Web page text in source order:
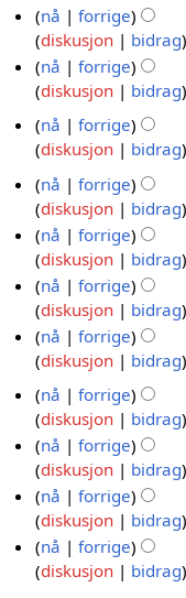
n
g
r
i
n
g
l
a
r
i
n
g
r
k
l
a
r
i
n
g
s
f
o
r
l
a
r
i
n
g
e
r
i
n
g
s
o
r
k
l
a
r
i
n
g
2
d
i
g
e
i
n
g
s
f
o
r
k
l
a
i
n
g
v
2
a
2
2
nå
forrige
diskusjon
bidrag
I
n
e
n
r
e
d
i
g
e
r
i
n
g
s
f
o
r
k
l
a
nå forrige
diskusjon
bidrag
n
g
e
n
r
e
d
i
g
e
i
n
g
s
f
o
r
k
3
m
0
nå forrige
diskusjon
bidrag
n
g
e
n
r
e
d
i
g
e
r
i
n
g
s
f
o
2
m
0
2
nå forrige
diskusjon
bidrag
I
n
g
e
n
r
e
d
i
g
e
r
i
n
g
nå forrige
diskusjon
bidrag
I
n
g
e
r
e
d
i
g
e
r
i
nå forrige
diskusjon
bidrag
I
n
e
n
r
e
d
i
g
e
nå forrige
diskusjon
bidrag
n
g
e
n
r
e
d
i
1
m
nå forrige
diskusjon
bidrag
I
n
g
e
n
r
e
nå forrige
diskusjon
bidrag
I
n
g
e
nå forrige
diskusjon
bidrag
I
n
nå forrige
diskusjon
bidrag